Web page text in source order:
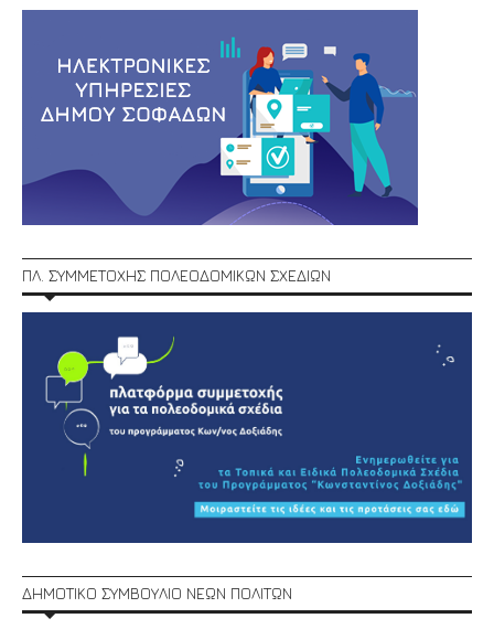
ΠΛ. ΣΥΜΜΕΤΟΧΗΣ ΠΟΛΕΟΔΟΜΙΚΩΝ ΣΧΕΔΙΩΝ
ΔΗΜΟΤΙΚΟ ΣΥΜΒΟΥΛΙΟ ΝΕΩΝ ΠΟΛΙΤΩΝ